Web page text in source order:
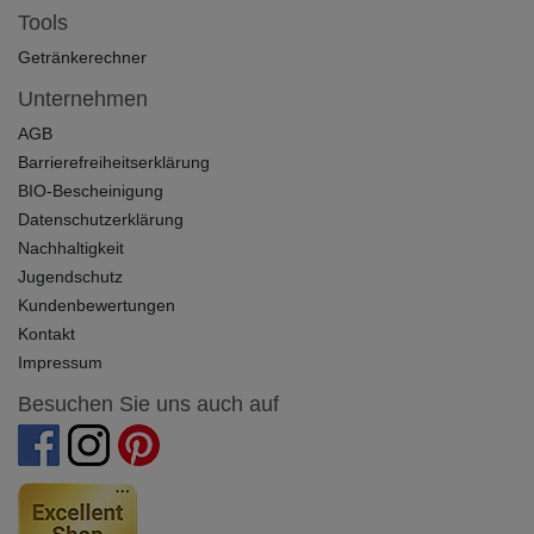
Tools
Getränkerechner
Unternehmen
AGB
Barrierefreiheitserklärung
BIO-Bescheinigung
Datenschutzerklärung
Nachhaltigkeit
Jugendschutz
Kundenbewertungen
Kontakt
Impressum
Besuchen Sie uns auch auf